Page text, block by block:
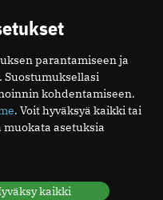
parantamiseen ja
Suostumuksellasi
kohdentamiseen.
. Voit hyväksyä kaikki tai
asetuksia
kaikki